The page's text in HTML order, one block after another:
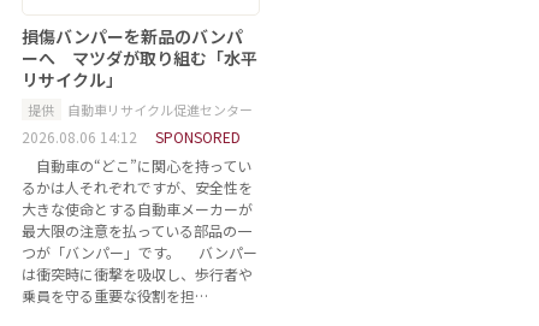
損傷バンパーを新品のバンパ
ーへ マツダが取り組む「水平
リサイクル」
提供 自動車リサイクル促進センター
2026.08.06 14:12
SPONSORED
自動車の“どこ”に関心を持ってい
るかは人それぞれですが、安全性を
大きな使命とする自動車メーカーが
最大限の注意を払っている部品の一
つが「バンパー」です。 バンパー
は衝突時に衝撃を吸収し、歩行者や
乗員を守る重要な役割を担…